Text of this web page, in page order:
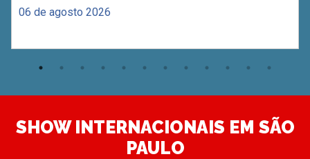
06 de agosto 2026
SHOW INTERNACIONAIS EM SÃO
PAULO